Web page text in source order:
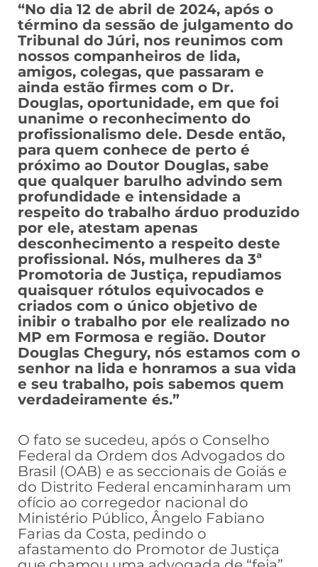
“No dia 12 de abril de 2024, após o
término da sessão de julgamento do
Tribunal do Júri, nos reunimos com
nossos companheiros de lida,
amigos, colegas, que passaram e
ainda estão firmes com o Dr.
Douglas, oportunidade, em que foi
unanime o reconhecimento do
profissionalismo dele. Desde então,
para quem conhece de perto é
próximo ao Doutor Douglas, sabe
que qualquer barulho advindo sem
profundidade e intensidade a
respeito do trabalho árduo produzido
por ele, atestam apenas
desconhecimento a respeito deste
profissional. Nós, mulheres da 3ª
Promotoria de Justiça, repudiamos
quaisquer rótulos equivocados e
criados com o único objetivo de
inibir o trabalho por ele realizado no
MP em Formosa e região. Doutor
Douglas Chegury, nós estamos com o
senhor na lida e honramos a sua vida
e seu trabalho, pois sabemos quem
verdadeiramente és.”
O fato se sucedeu, após o Conselho
Federal da Ordem dos Advogados do
Brasil (OAB) e as seccionais de Goiás e
do Distrito Federal encaminharam um
ofício ao corregedor nacional do
Ministério Público, Ângelo Fabiano
Farias da Costa, pedindo o
afastamento do Promotor de Justiça